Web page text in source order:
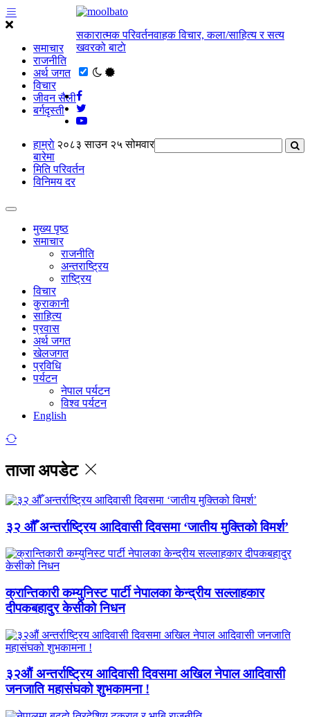
समाचार
राजनीति
अर्थ जगत
विचार
जीवन सैली
बर्गदृस्ती
सकारात्मक परिवर्तनवाहक विचार, कला/साहित्य र सत्य
खवरको बाटाे
२०८३ साउन २५ सोमवार
हाम्राे
बारेमा
मिति परिवर्तन
विनिमय दर
मुख्य पृष्ठ
समाचार
राजनीति
अन्तराष्ट्रिय
राष्ट्रिय
विचार
कुराकानी
साहित्य
प्रवास
अर्थ जगत
खेलजगत
प्रविधि
पर्यटन
नेपाल पर्यटन
विश्व पर्यटन
English
ताजा अपडेट
३२ औँ अन्तर्राष्ट्रिय आदिवासी दिवसमा ‘जातीय मुक्तिको विमर्श’
क्रान्तिकारी कम्युनिस्ट पार्टी नेपालका केन्द्रीय सल्लाहकार
दीपकबहादुर केसीको निधन
३२औं अन्तर्राष्ट्रिय आदिवासी दिवसमा अखिल नेपाल आदिवासी
जनजाति महासंघको शुभकामना !